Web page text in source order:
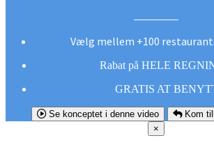
Vælg mellem +100
Rabat på HELE
GRATIS AT
Se konceptet i denne video
Kom
×